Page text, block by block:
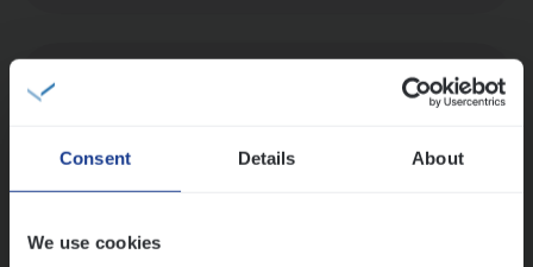
Consent Details About
We use cookies
Dos­sier­be­heer­der Onder­ne­min­gen Van­b­
Insurance Operations
Mechelen